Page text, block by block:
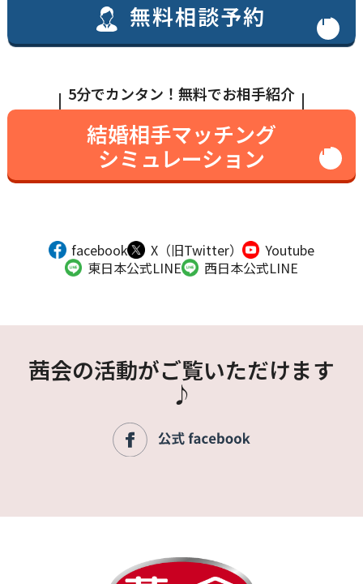
無料相談予約
5分でカンタン！無料でお相手紹介
結婚相手マッチング
シミュレーション
facebook X（旧Twitter）
Youtube
東日本公式LINE
西日本公式LINE
茜会の活動がご覧いただけます
♪